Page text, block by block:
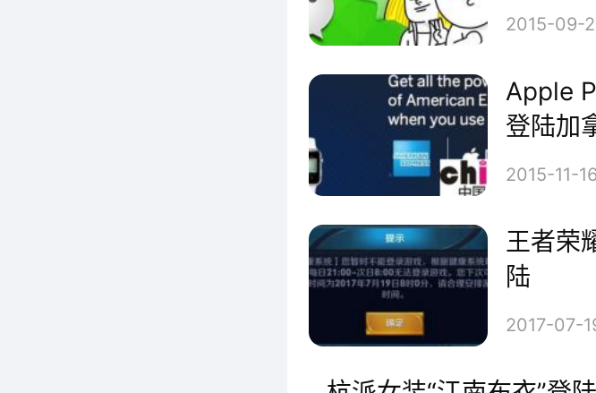
局快门传感器，可拍
360度立体视频。另
18-stop曝光控制，支
制的板载内存，而其
的天气条件。
在2017年美国全
2015-09-
Apple
登陆加
2015-11-16
王者荣
陆
2017-07-